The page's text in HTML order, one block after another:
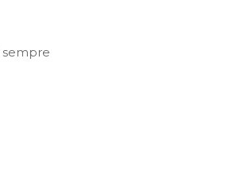
sempre